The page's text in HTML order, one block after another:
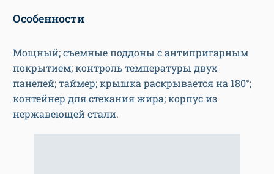
Особенности
Мощный; съемные поддоны с антипригарным
покрытием; контроль температуры двух
панелей; таймер; крышка раскрывается на 180°;
контейнер для стекания жира; корпус из
нержавеющей стали.